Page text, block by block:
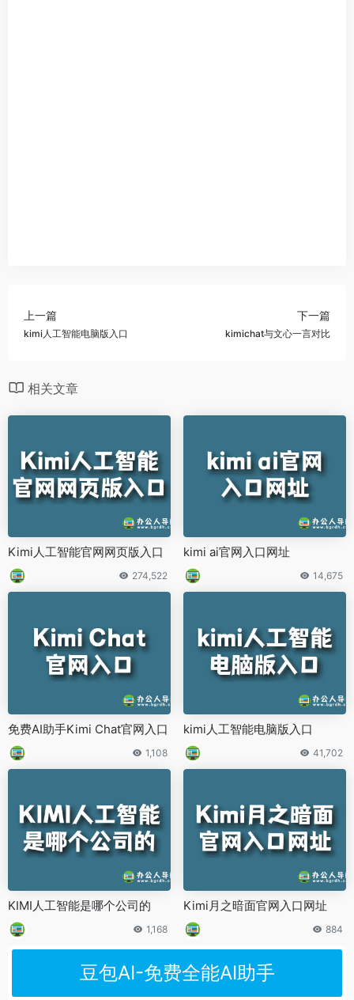
上一篇
kimi人工智能电脑版入口
下一篇
kimichat与文心一言对比
相关文章
Kimi人工智能官网网页版入口
274,522
kimi ai官网入口网址
14,675
免费AI助手Kimi Chat官网入口
1,108
kimi人工智能电脑版入口
41,702
KIMI人工智能是哪个公司的
1,168
Kimi月之暗面官网入口网址
884
豆包AI-免费全能AI助手